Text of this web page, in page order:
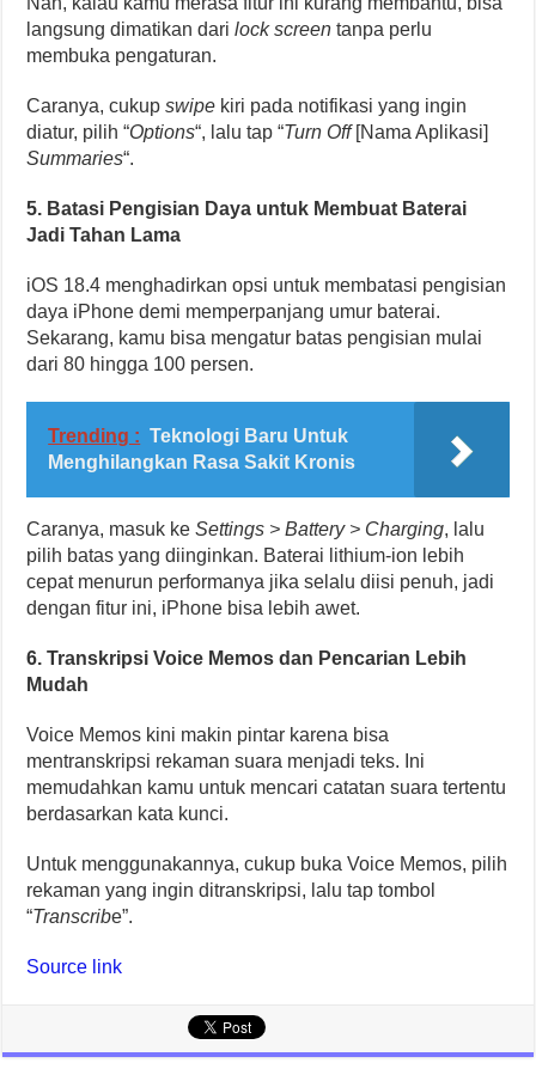
langsung dimatikan dari lock screen tanpa perlu
membuka pengaturan.
Caranya, cukupswipe kiri pada notifikasi yang ingin
diatur, pilih “Options“, lalu tap “Turn Off[Nama Aplikasi]
Summaries“.
5. Batasi Pengisian Daya untuk Membuat Baterai
Jadi Tahan Lama
iOS 18.4 menghadirkan opsi untuk membatasi pengisian
daya iPhone demi memperpanjang umur baterai.
Sekarang, kamu bisa mengatur batas pengisian mulai
dari 80 hingga 100 persen.
Trending : Teknologi Baru Untuk
Menghilangkan Rasa Sakit Kronis
Caranya, masuk ke Settings > Battery > Charging, lalu
pilih batas yang diinginkan. Baterai lithium-ion lebih
cepat menurun performanya jika selalu diisi penuh, jadi
dengan fitur ini, iPhone bisa lebih awet.
6. Transkripsi Voice Memos dan Pencarian Lebih
Mudah
Voice Memos kini makin pintar karena bisa
mentranskripsi rekaman suara menjadi teks. Ini
memudahkan kamu untuk mencari catatan suara tertentu
berdasarkan kata kunci.
Untuk menggunakannya, cukup buka Voice Memos, pilih
rekaman yang ingin ditranskripsi, lalu tap tombol
“Transcribe”.
Source link